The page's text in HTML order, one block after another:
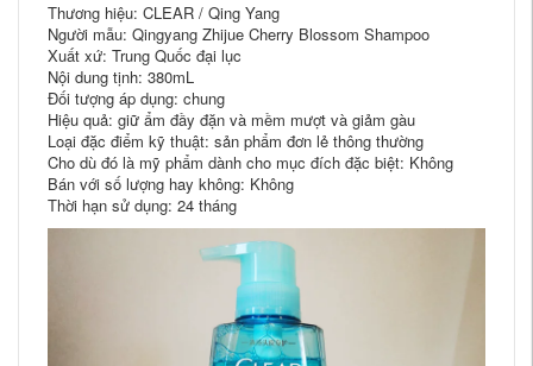
Thương hiệu: CLEAR / Qing Yang
Người mẫu: Qingyang Zhijue Cherry Blossom Shampoo
Xuất xứ: Trung Quốc đại lục
Nội dung tịnh: 380mL
Đối tượng áp dụng: chung
Hiệu quả: giữ ẩm đầy đặn và mềm mượt và giảm gàu
Loại đặc điểm kỹ thuật: sản phẩm đơn lẻ thông thường
Cho dù đó là mỹ phẩm dành cho mục đích đặc biệt: Không
Bán với số lượng hay không: Không
Thời hạn sử dụng: 24 tháng